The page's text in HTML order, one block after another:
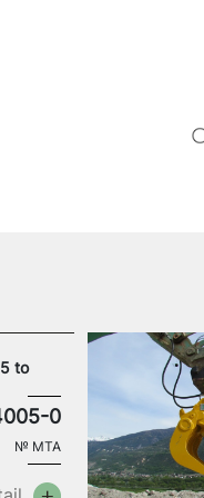
to
0
№ MTA